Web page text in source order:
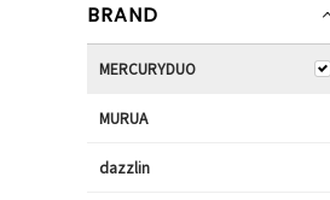
BRAND
MERCURYDUO
MURUA
dazzlin